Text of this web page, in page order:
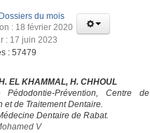
Dossiers du mois
: 18 février 2020
: 17 juin 2023
: 57479
EL KHAMMAL, H. CHHOUL
Pédodontie-Prévention, Centre de
et de Traitement Dentaire.
Dentaire de Rabat.
V